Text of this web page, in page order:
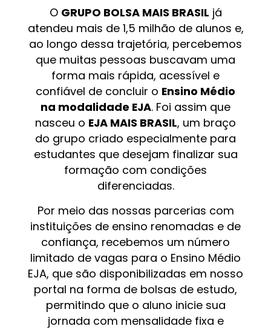
O GRUPO BOLSA MAIS BRASIL já
atendeu mais de 1,5 milhão de alunos e,
ao longo dessa trajetória, percebemos
que muitas pessoas buscavam uma
forma mais rápida, acessível e
confiável de concluir o Ensino Médio
na modalidade EJA. Foi assim que
nasceu o EJA MAIS BRASIL, um braço
do grupo criado especialmente para
estudantes que desejam finalizar sua
formação com condições
diferenciadas.
Por meio das nossas parcerias com
instituições de ensino renomadas e de
confiança, recebemos um número
limitado de vagas para o Ensino Médio
EJA, que são disponibilizadas em nosso
portal na forma de bolsas de estudo,
permitindo que o aluno inicie sua
jornada com mensalidade fixa e